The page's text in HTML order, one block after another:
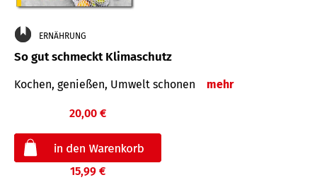
ERNÄHRUNG
So gut schmeckt Klimaschutz
Kochen, genießen, Umwelt schonen mehr
20,00 €
15,99 €